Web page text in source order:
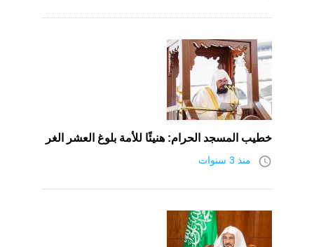
خطيب المسجد الحرام: هنيئًا للأمة بلوغ العشر الغر
access_time منذ 3 سنوات